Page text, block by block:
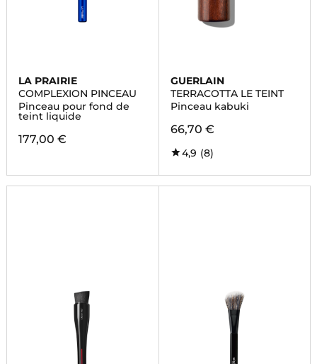
LA PRAIRIE
COMPLEXION PINCEAU
Pinceau pour fond de
teint liquide
177,00 €
GUERLAIN
TERRACOTTA LE TEINT
Pinceau kabuki
66,70 €
4,9 (8)